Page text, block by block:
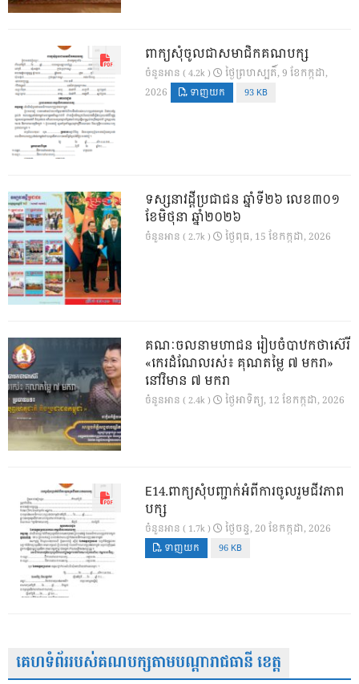
ពាក្យសុំចូលជាសមាជិកគណបក្ស
ចំនួនអាន ( 4.2k )
ថ្ងៃ​ព្រហស្បតិ៍, 9 ខែ​កក្កដា,
2026
ទាញយក 93 KB
ទស្សនាវដ្ដីប្រជាជន ឆ្នាំទី២៦ លេខ៣០១
ខែមិថុនា ឆ្នាំ២០២៦
ចំនួនអាន ( 2.7k ) ថ្ងៃ​ពុធ, 15 ខែ​កក្កដា, 2026
គណៈចលនាមហាជន រៀបចំបាឋកថាស៊េរី
«កេរដំណែលរស់៖ គុណតម្លៃ ៧ មករា»
នៅវិមាន ៧ មករា
ចំនួនអាន ( 2.4k ) ថ្ងៃ​អាទិត្យ, 12 ខែ​កក្កដា, 2026
E14.ពាក្យសុំបញ្ជាក់អំពីការចូលរួមជីវភាព
បក្ស
ចំនួនអាន ( 1.7k ) ថ្ងៃ​ចន្ទ, 20 ខែ​កក្កដា, 2026
ទាញយក 96 KB
គេហទំព័ររបស់គណបក្សតាមបណ្តារាជធានី ខេត្ត